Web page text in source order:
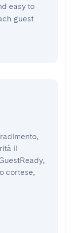
easy to
guest
il
cortese,